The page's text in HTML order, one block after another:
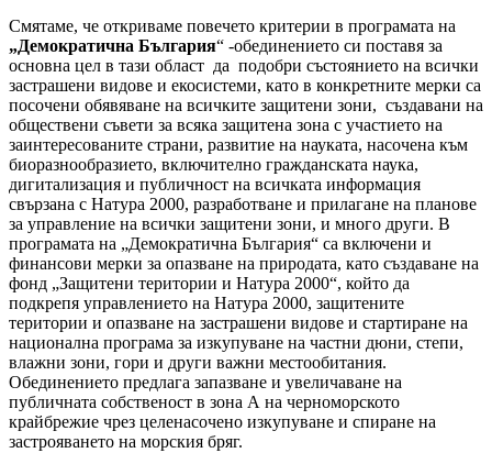
Смятаме, че откриваме повечето критерии в програмата на
„Демократична България“ -обединението си поставя за
основна цел в тази област да подобри състоянието на всички
застрашени видове и екосистеми, като в конкретните мерки са
посочени обявяване на всичките защитени зони, създавани на
обществени съвети за всяка защитена зона с участието на
заинтересованите страни, развитие на науката, насочена към
биоразнообразието, включително гражданската наука,
дигитализация и публичност на всичката информация
свързана с Натура 2000, разработване и прилагане на планове
за управление на всички защитени зони, и много други. В
програмата на „Демократична България“ са включени и
финансови мерки за опазване на природата, като създаване на
фонд „Защитени територии и Натура 2000“, който да
подкрепя управлението на Натура 2000, защитените
територии и опазване на застрашени видове и стартиране на
национална програма за изкупуване на частни дюни, степи,
влажни зони, гори и други важни местообитания.
Обединението предлага запазване и увеличаване на
публичната собственост в зона А на черноморското
крайбрежие чрез целенасочено изкупуване и спиране на
застрояването на морския бряг.